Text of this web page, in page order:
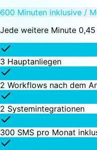
600 Minuten inklusive /
Jede weitere Minute
3 Hauptanliegen
2 Workflows nach dem
2 Systemintegrationen
300 SMS pro Monat